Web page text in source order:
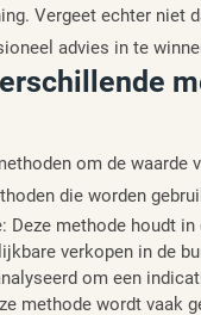
Vergeet echter niet
advies in te
om de waarde
die worden
Deze methode houdt
verkopen in de
om een
methode wordt vaak